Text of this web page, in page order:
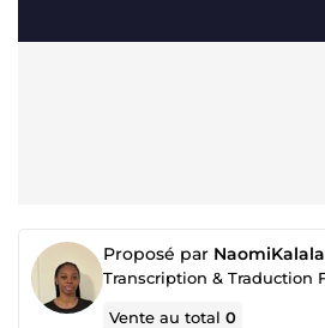
Proposé par NaomiKalala
Vente au total0